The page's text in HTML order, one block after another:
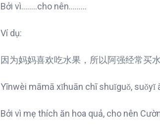
Bởi vì……..cho nên………
Ví dụ:
因为妈妈喜欢吃水果，所以阿强经常买水
Yīnwèi māmā xǐhuān chī shuǐguǒ, suǒyǐ
Bởi vì mẹ thích ăn hoa quả, cho nên